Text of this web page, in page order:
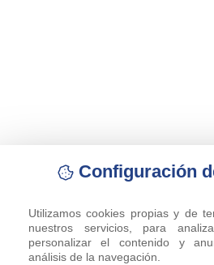
Configuración
Utilizamos cookies propias y de
nuestros servicios, para
personalizar el contenido y
análisis de la navegación.